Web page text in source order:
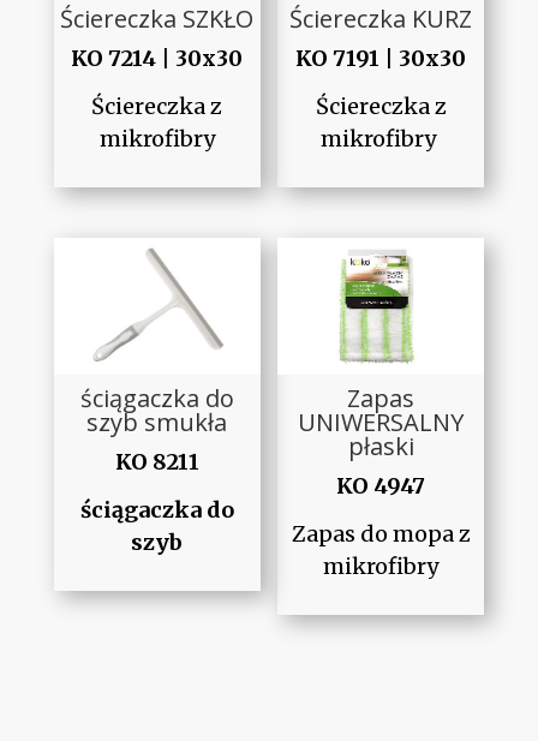
Ściereczka SZKŁO
KO 7214 | 30x30
Ściereczka z
mikrofibry
Ściereczka KURZ
KO 7191 | 30x30
Ściereczka z
mikrofibry
ściągaczka do
szyb smukła
KO 8211
ściągaczka do
szyb
Zapas
UNIWERSALNY
płaski
KO 4947
Zapas do mopa z
mikrofibry